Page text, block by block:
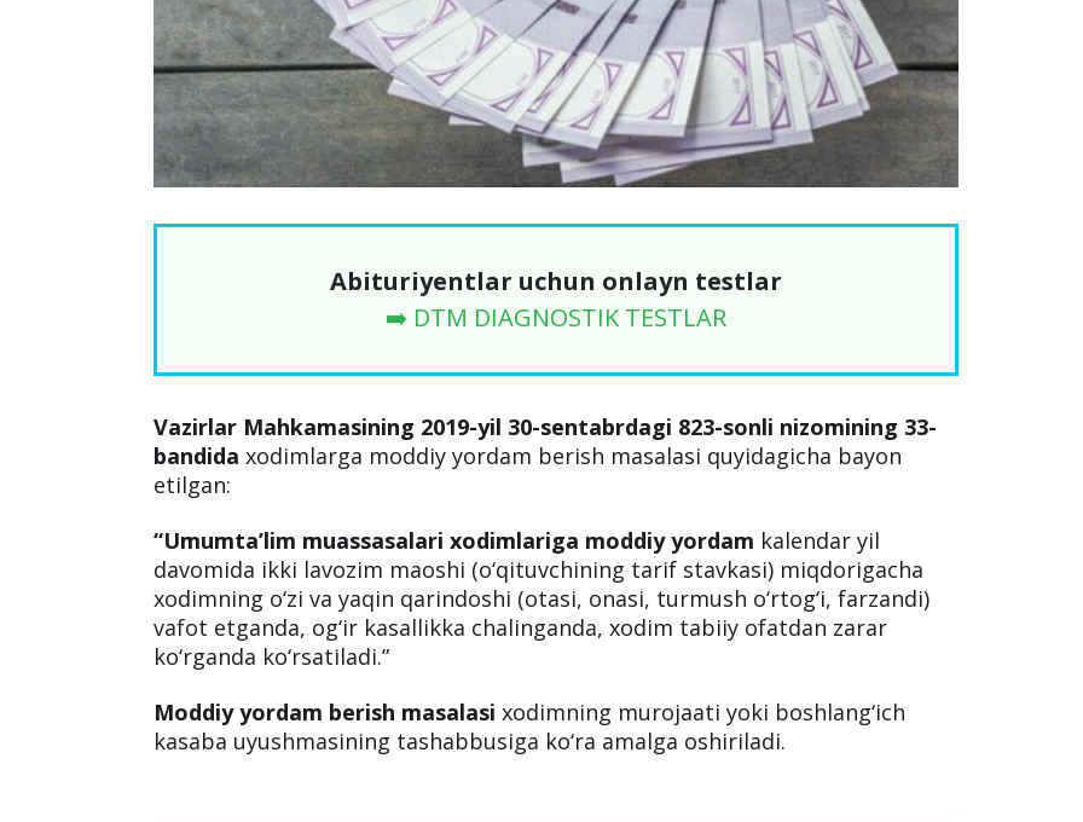
Abituriyentlar uchun onlayn testlar
➡️ DTM DIAGNOSTIK TESTLAR
Vazirlar Mahkamasining 2019-yil 30-sentabrdagi 823-sonli nizomining 33-
bandida xodimlarga moddiy yordam berish masalasi quyidagicha bayon
etilgan:
“Umumta’lim muassasalari xodimlariga moddiy yordam kalendar yil
davomida ikki lavozim maoshi (o‘qituvchining tarif stavkasi) miqdorigacha
xodimning o‘zi va yaqin qarindoshi (otasi, onasi, turmush o‘rtog‘i, farzandi)
vafot etganda, og‘ir kasallikka chalinganda, xodim tabiiy ofatdan zarar
ko‘rganda ko‘rsatiladi.”
Moddiy yordam berish masalasi xodimning murojaati yoki boshlang‘ich
kasaba uyushmasining tashabbusiga ko‘ra amalga oshiriladi.